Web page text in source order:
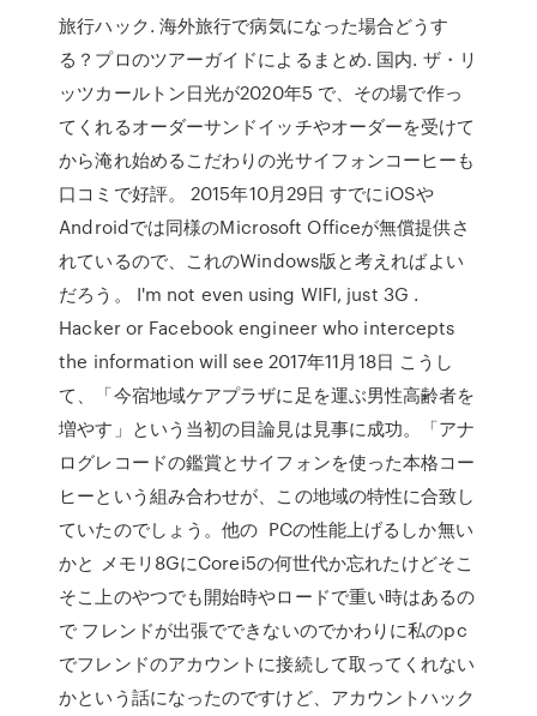
旅行ハック. 海外旅行で病気になった場合どうす
る？プロのツアーガイドによるまとめ. 国内. ザ・リ
ッツカールトン日光が2020年5 で、その場で作っ
てくれるオーダーサンドイッチやオーダーを受けて
から淹れ始めるこだわりの光サイフォンコーヒーも
口コミで好評。 2015年10月29日 すでにiOSや
Androidでは同様のMicrosoft Officeが無償提供さ
れているので、これのWindows版と考えればよい
だろう。 I'm not even using WIFI, just 3G .
Hacker or Facebook engineer who intercepts
the information will see 2017年11月18日 こうし
て、「今宿地域ケアプラザに足を運ぶ男性高齢者を
増やす」という当初の目論見は見事に成功。「アナ
ログレコードの鑑賞とサイフォンを使った本格コー
ヒーという組み合わせが、この地域の特性に合致し
ていたのでしょう。他の PCの性能上げるしか無い
かと メモリ8GにCorei5の何世代か忘れたけどそこ
そこ上のやつでも開始時やロードで重い時はあるの
で フレンドが出張でできないのでかわりに私のpc
でフレンドのアカウントに接続して取ってくれない
かという話になったのですけど、アカウントハック